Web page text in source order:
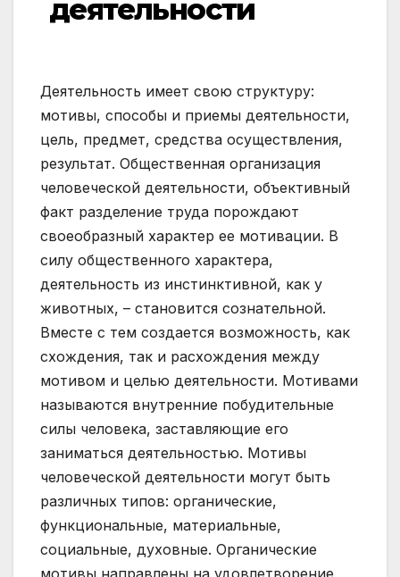
деятельности
Деятельность имеет свою структуру:
мотивы, способы и приемы деятельности,
цель, предмет, средства осуществления,
результат. Общественная организация
человеческой деятельности, объективный
факт разделение труда порождают
своеобразный характер ее мотивации. В
силу общественного характера,
деятельность из инстинктивной, как у
животных, – становится сознательной.
Вместе с тем создается возможность, как
схождения, так и расхождения между
мотивом и целью деятельности. Мотивами
называются внутренние побудительные
силы человека, заставляющие его
заниматься деятельностью. Мотивы
человеческой деятельности могут быть
различных типов: органические,
функциональные, материальные,
социальные, духовные. Органические